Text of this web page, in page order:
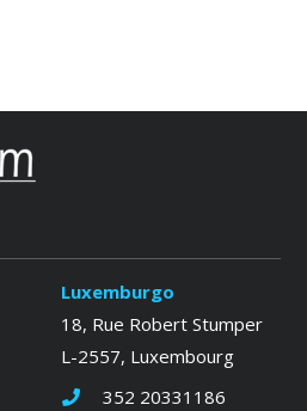
Luxemburgo
18, Rue Robert Stumper
L-2557, Luxembourg
352 20331186